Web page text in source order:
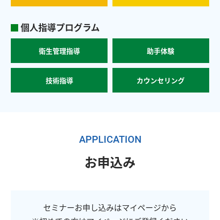
個人指導プログラム
衛生管理指導 助手体験
技術指導 カウンセリング
APPLICATION
お申込み
セミナーお申し込みはマイページから